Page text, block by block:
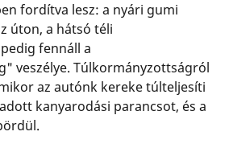
fordítva lesz: a nyári gumi
úton, a hátsó téli
fennáll a
veszélye. Túlkormányzottságról
az autónk kereke túlteljesíti
kanyarodási parancsot, és a